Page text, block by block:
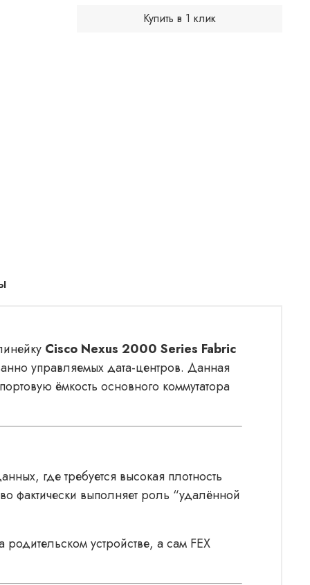
Купить в 1 клик
Cisco Nexus 2000 Series Fabric
управляемых дата-центров. Данная
ёмкость основного коммутатора
где требуется высокая плотность
фактически выполняет роль “удалённой
устройстве, а сам FEX